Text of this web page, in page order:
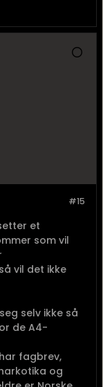
#15
et
som vil
vil det ikke
selv ikke så
de A4-
fagbrev,
og